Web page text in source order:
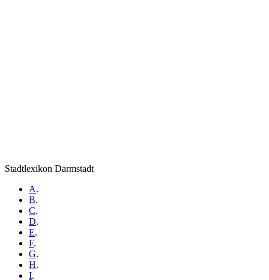
Stadtlexikon Darmstadt
A.
B.
C.
D.
E.
F.
G.
H.
I.